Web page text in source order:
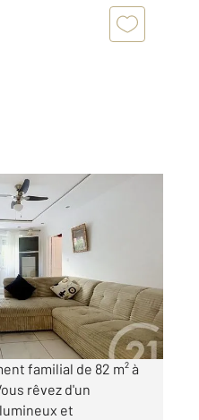
54
familial de 82 m² à
rêvez d'un
et